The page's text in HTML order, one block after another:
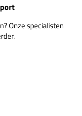
Onze specialisten